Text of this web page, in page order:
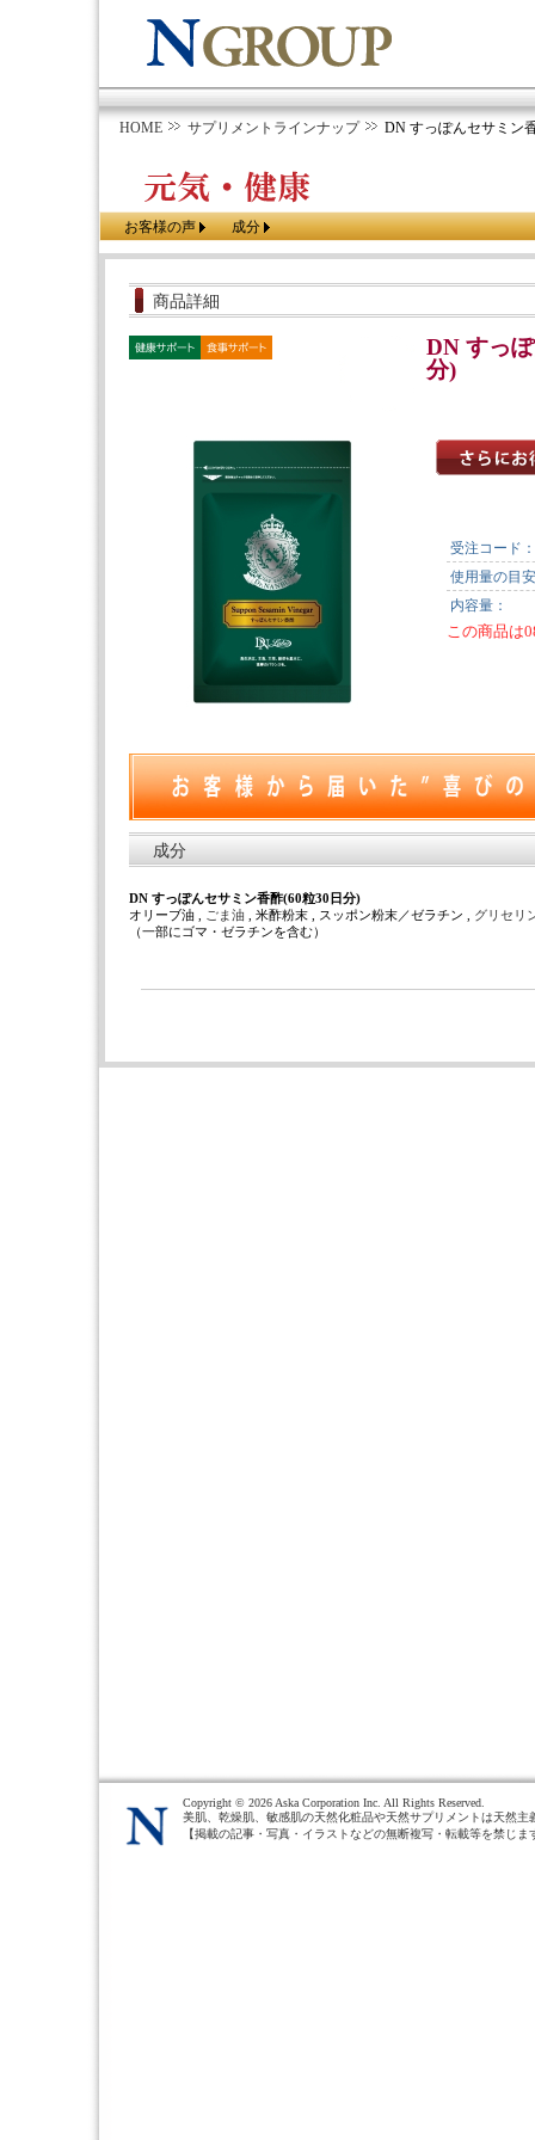
HOME サプリメントラインナップ DN すっぽんセサミン
お客様の声 成分
商品詳細
DN すっ
分)
受注コード：
使用量の目
内容量：
この商品は
成分
DN すっぽんセサミン香酢(60粒30日分)
オリーブ油 ,
ごま油 , 米酢粉末 , スッポン粉末／ゼラチン ,
グリセリ
（一部にゴマ・ゼラチンを含む）
Copyright © 2026 Aska Corporation Inc. All Rights Reserved.
美肌、乾燥肌、敏感肌の天然化粧品や天然サプリメントは天然主
【掲載の記事・写真・イラストなどの無断複写・転載等を禁じま